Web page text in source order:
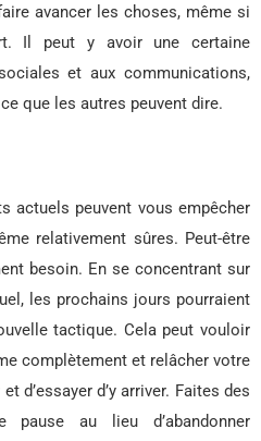
avancer les choses, même si
Il peut y avoir une certaine
et aux communications,
que les autres peuvent dire.
actuels peuvent vous empêcher
relativement sûres. Peut-être
besoin. En se concentrant sur
les prochains jours pourraient
tactique. Cela peut vouloir
complètement et relâcher votre
d’essayer d’y arriver. Faites des
au lieu d’abandonner